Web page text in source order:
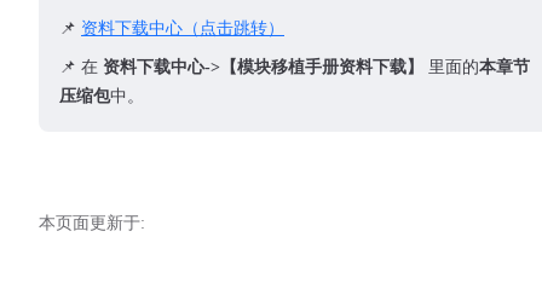
📌 资料下载中心（点击跳转）
📌 在 资料下载中心->【模块移植手册资料下载】 里面的本章节
压缩包中。
本页面更新于: